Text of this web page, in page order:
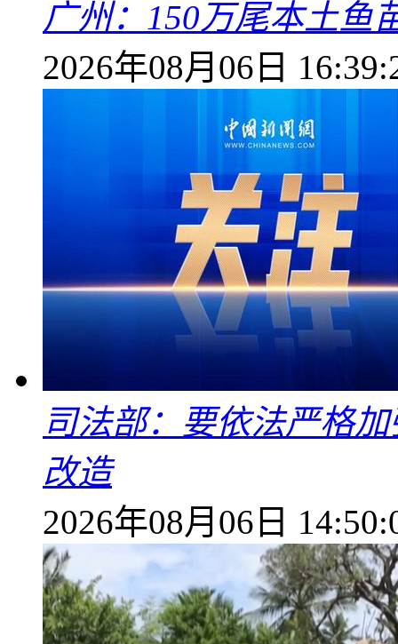
广州：150万尾本土鱼
2026年08月06日
司法部：要依法严格
改造
2026年08月06日